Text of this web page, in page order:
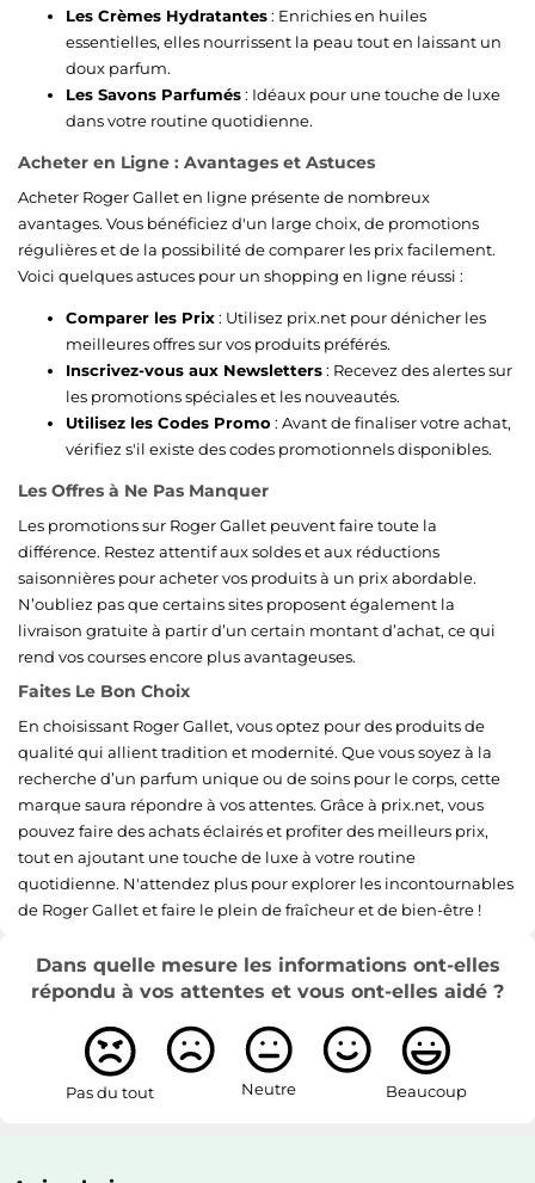
Les Crèmes Hydratantes: Enrichies en huiles
essentielles, elles nourrissent la peau tout en laissant un
doux parfum.
Les Savons Parfumés: Idéaux pour une touche de luxe
dans votre routine quotidienne.
Acheter en Ligne : Avantages et Astuces
Acheter Roger Gallet en ligne présente de nombreux
avantages. Vous bénéficiez d'un large choix, de promotions
régulières et de la possibilité de comparer les prix facilement.
Voici quelques astuces pour un shopping en ligne réussi :
Comparer les Prix: Utilisez prix.net pour dénicher les
meilleures offres sur vos produits préférés.
Inscrivez-vous aux Newsletters: Recevez des alertes sur
les promotions spéciales et les nouveautés.
Utilisez les Codes Promo : Avant de finaliser votre achat,
vérifiez s'il existe des codes promotionnels disponibles.
Les Offres à Ne Pas Manquer
Les promotions sur Roger Gallet peuvent faire toute la
différence. Restez attentif aux soldes et aux réductions
saisonnières pour acheter vos produits à un prix abordable.
N’oubliez pas que certains sites proposent également la
livraison gratuite à partir d’un certain montant d’achat, ce qui
rend vos courses encore plus avantageuses.
Faites Le Bon Choix
En choisissant Roger Gallet, vous optez pour des produits de
qualité qui allient tradition et modernité. Que vous soyez à la
recherche d’un parfum unique ou de soins pour le corps, cette
marque saura répondre à vos attentes. Grâce à prix.net, vous
pouvez faire des achats éclairés et profiter des meilleurs prix,
tout en ajoutant une touche de luxe à votre routine
quotidienne. N'attendez plus pour explorer les incontournables
de Roger Gallet et faire le plein de fraîcheur et de bien-être !
Dans quelle mesure les informations ont-elles
répondu à vos attentes et vous ont-elles aidé ?
Pas du tout Neutre Beaucoup